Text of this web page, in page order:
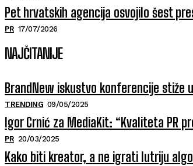
Pet hrvatskih agencija osvojilo šest
PR 17/07/2026
NAJČITANIJE
BrandNew iskustvo konferencije stiže
TRENDING 09/05/2025
Igor Crnić za MediaKit: “Kvaliteta PR
PR 20/03/2025
Kako biti kreator, a ne igrati lutriju